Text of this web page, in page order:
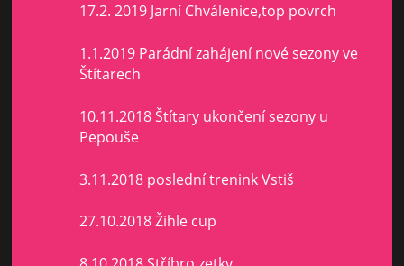
17.2. 2019 Jarní Chválenice,top povrch
1.1.2019 Parádní zahájení nové sezony ve
Štítarech
10.11.2018 Štítary ukončení sezony u
Pepouše
3.11.2018 poslední trenink Vstiš
27.10.2018 Žihle cup